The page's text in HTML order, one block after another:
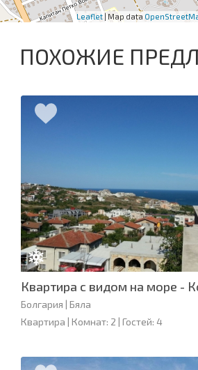
Leaflet| Map data
ПОХОЖИЕ
Квартира с видом на море -
Болгария | Бяла
Квартира | Комнат: 2 | Гостей: 4